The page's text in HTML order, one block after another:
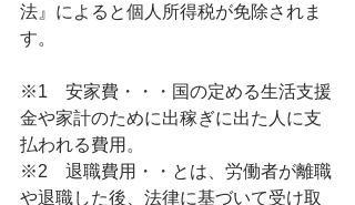
法』によると個人所得税が免除されま
す。
※1　安家費・・・国の定める生活支援
金や家計のために出稼ぎに出た人に支
払われる費用。
※2　退職費用・・とは、労働者が離職
や退職した後、法律に基づいて受け取